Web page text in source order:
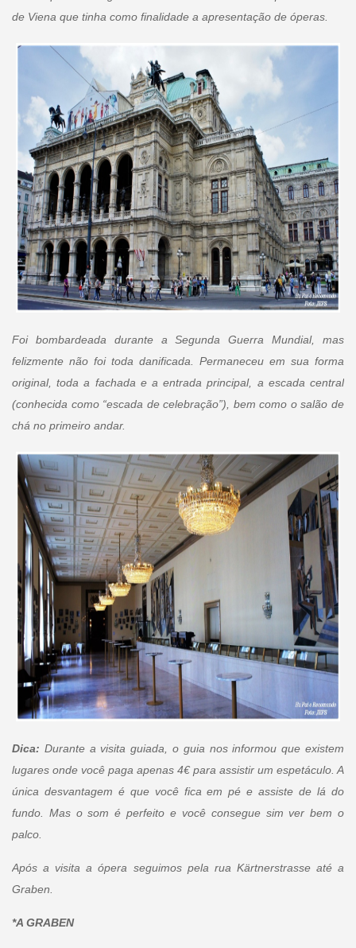
de Viena que tinha como finalidade a apresentação de óperas.
Foi bombardeada durante a Segunda Guerra Mundial, mas
felizmente não foi toda danificada. Permaneceu em sua forma
original, toda a fachada e a entrada principal, a escada central
(conhecida como “escada de celebração”), bem como o salão de
chá no primeiro andar.
Dica: Durante a visita guiada, o guia nos informou que existem
lugares onde você paga apenas 4€ para assistir um espetáculo. A
única desvantagem é que você fica em pé e assiste de lá do
fundo. Mas o som é perfeito e você consegue sim ver bem o
palco.
Após a visita a ópera seguimos pela rua Kärtnerstrasse até a
Graben.
*A GRABEN